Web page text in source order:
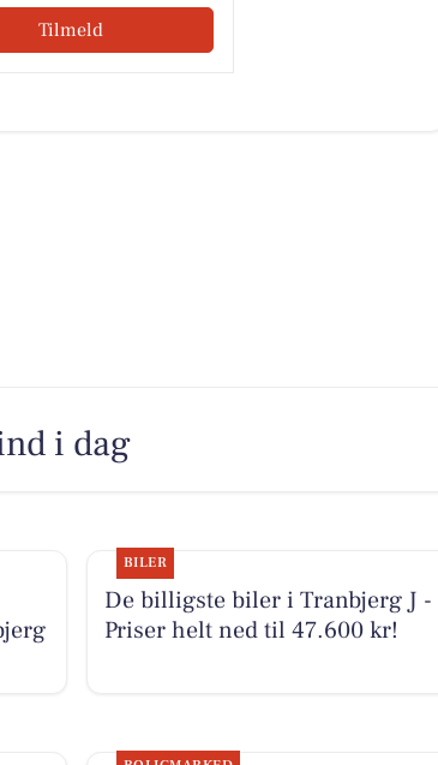
Tilmeld
i dag
BILER
De billigste biler i Tranbjerg J -
Priser helt ned til 47.600 kr!